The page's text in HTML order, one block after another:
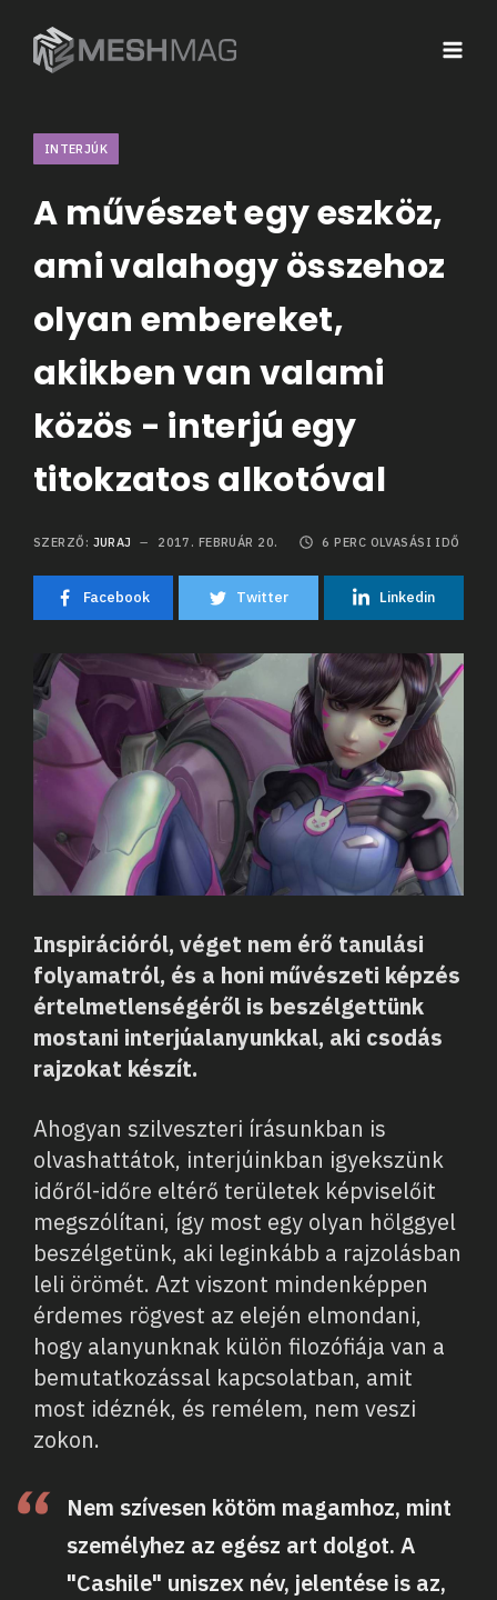
INTERJÚK
A művészet egy eszköz,
ami valahogy összehoz
olyan embereket,
akikben van valami
közös - interjú egy
titokzatos alkotóval
SZERZŐ: JURAJ 2017. FEBRUÁR 20. 6 PERC OLVASÁSI IDŐ
Facebook Twitter Linkedin
Inspirációról, véget nem érő tanulási
folyamatról, és a honi művészeti képzés
értelmetlenségéről is beszélgettünk
mostani interjúalanyunkkal, aki csodás
rajzokat készít.
Ahogyan szilveszteri írásunkban is
olvashattátok, interjúinkban igyekszünk
időről-időre eltérő területek képviselőit
megszólítani, így most egy olyan hölggyel
beszélgetünk, aki leginkább a rajzolásban
leli örömét. Azt viszont mindenképpen
érdemes rögvest az elején elmondani,
hogy alanyunknak külön filozófiája van a
bemutatkozással kapcsolatban, amit
most idéznék, és remélem, nem veszi
zokon.
Nem szívesen kötöm magamhoz, mint
személyhez az egész art dolgot. A
"Cashile" uniszex név, jelentése is az,